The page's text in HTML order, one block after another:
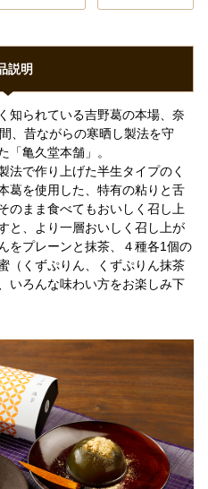
説明
知られている吉野葛の本場、奈
、昔ながらの寒晒し製法を守
「亀久堂本舗」。
法で作り上げた半生タイプのく
葛を使用した、特有の粘りと舌
のまま食べてもおいしく召し上
と、より一層おいしく召し上が
をプレーンと抹茶、４種各1個の
（くずぷりん、くずぷりん抹茶
いろんな味わい方をお楽しみ下